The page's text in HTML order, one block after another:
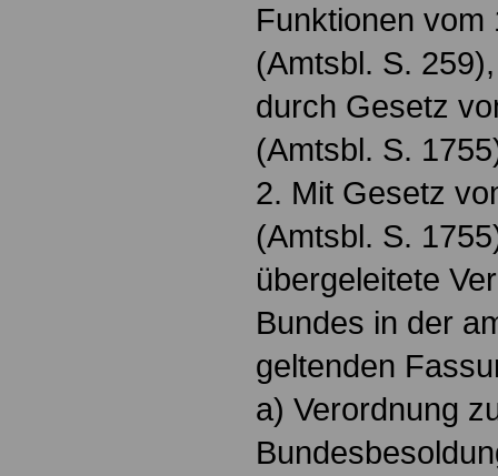
Funktionen vom
(Amtsbl. S.
durch Gesetz
(Amtsbl. S.
2. Mit Gesetz
(Amtsbl. S.
übergeleitete
Bundes in der
geltenden
a) Verordnung